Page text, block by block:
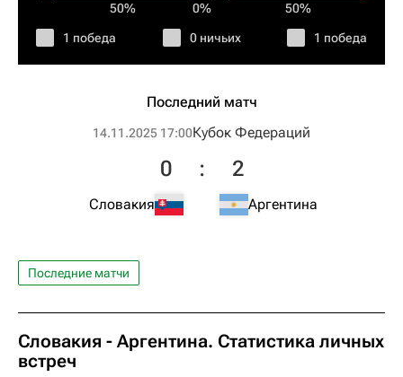
50% 0% 50%
1 победа 0 ничьих 1 победа
Последний матч
14.11.2025 17:00Кубок Федераций
Словакия
0 : 2
Аргентина
Последние матчи
Словакия - Аргентина. Статистика личных
встреч